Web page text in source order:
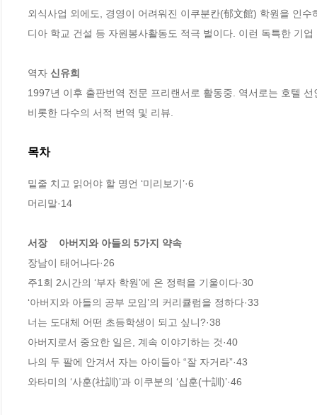
외식사업 외에도, 경영이 어려워진 이쿠분칸(郁文館) 학원을 인
디아 학교 건설 등 자원봉사활동도 적극 벌이다. 이런 독특한 기
역자 신유희
1997년 이후 출판번역 전문 프리랜서로 활동중. 역서로는 호텔
비롯한 다수의 서적 번역 및 리뷰.
목차
밑줄 치고 읽어야 할 명언 ‘미리보기’·6
머리말·14
서장    아버지와 아들의 5가지 약속
장남이 태어나다·26
주1회 2시간의 ‘부자 학원’에 온 정력을 기울이다·30
‘아버지와 아들의 공부 모임’의 커리큘럼을 정하다·33
너는 도대체 어떤 초등학생이 되고 싶니?·38
아버지로서 중요한 일은, 계속 이야기하는 것·40
나의 두 팔에 안겨서 자는 아이들아 “잘 자거라”·43
와타미의 ‘사훈(社訓)’과 이쿠분의 ‘십훈(十訓)’·46